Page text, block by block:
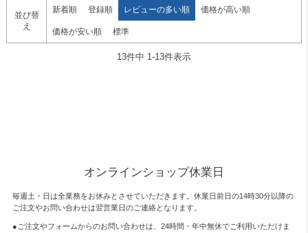
並び替
え
新着順 登録順 レビューの多い順 価格が高い順
価格が安い順 標準
13件中 1 -13件表示
オンラインショップ休業日
毎週土・日は全業務をお休みとさせていただきます。休業日前日の14時30分以降の
ご注文やお問い合わせは翌営業日のご連絡となります。
●ご注文やフォームからのお問い合わせは、 24時間・年中無休でご利用いただけま